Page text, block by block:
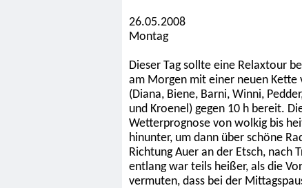
26.05.2008
Montag
Dieser Tag sollte eine Relaxtour
am Morgen mit einer neuen Kette
(Diana, Biene, Barni, Winni,
und Kroenel) gegen 10 h bereit.
Wetterprognose von wolkig bis
hinunter, um dann über schöne
Richtung Auer an der Etsch, nach
entlang war teils heißer, als die
vermuten, dass bei der